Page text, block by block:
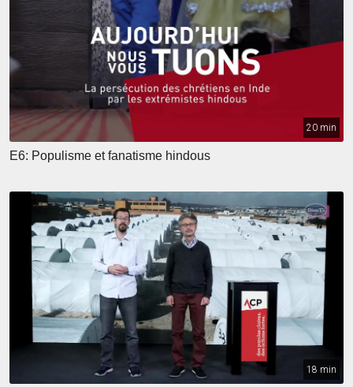
20 min
E6: Populisme et fanatisme hindous
18 min